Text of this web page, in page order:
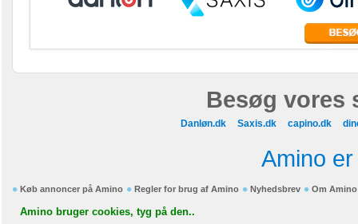
Besøg vores
Danløn.dk Saxis.dk capino.dk
Amino
Køb annoncer på Amino Regler for brug af Amino Nyhedsbrev Om Amino
Amino bruger cookies, tyg på den..